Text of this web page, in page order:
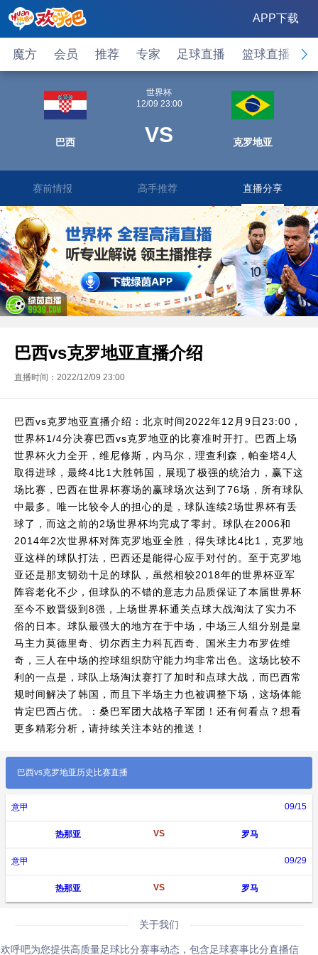
魔方 会员 推荐 专家 足球直播 篮球直播
APP下载
巴西
世界杯
12/09 23:00
VS 克罗地亚
赛前情报 高手推荐 直播分享
巴西vs克罗地亚直播介绍
直播时间：2022/12/09 23:00
巴西vs克罗地亚直播介绍：北京时间2022年12月9日23:00，
世界杯1/4分决赛巴西vs克罗地亚的比赛准时开打。巴西上场
世界杯火力全开，维尼修斯，内马尔，理查利森，帕奎塔4人
取得进球，最终4比1大胜韩国，展现了极强的统治力，赢下这
场比赛，巴西在世界杯赛场的赢球场次达到了76场，所有球队
中最多。唯一比较令人的担心的是，球队连续2场世界杯有丢
球了，而这之前的2场世界杯均完成了零封。球队在2006和
2014年2次世界杯对阵克罗地亚全胜，得失球比4比1，克罗地
亚这样的球队打法，巴西还是能得心应手对付的。至于克罗地
亚还是那支韧劲十足的球队，虽然相较2018年的世界杯亚军
阵容老化不少，但球队的不错的意志力品质保证了本届世界杯
至今不败晋级到8强，上场世界杯通关点球大战淘汰了实力不
俗的日本。球队最强大的地方在于中场，中场三人组分别是皇
马主力莫德里奇、切尔西主力科瓦西奇、国米主力布罗佐维
奇，三人在中场的控球组织防守能力均非常出色。这场比较不
利的一点是，球队上场淘汰赛打了加时和点球大战，而巴西常
规时间解决了韩国，而且下半场主力也被调整下场，这场体能
肯定巴西占优。：桑巴军团大战格子军团！还有何看点？ 想看
更多精彩分析，请持续关注本站的推送！
巴西vs克罗地亚历史比赛直播
意甲 09/15
热那亚 VS 罗马
意甲 09/29
热那亚 VS 罗马
关于我们
欢呼吧为您提供高质量足球比分赛事动态，包含足球赛事比分直播信